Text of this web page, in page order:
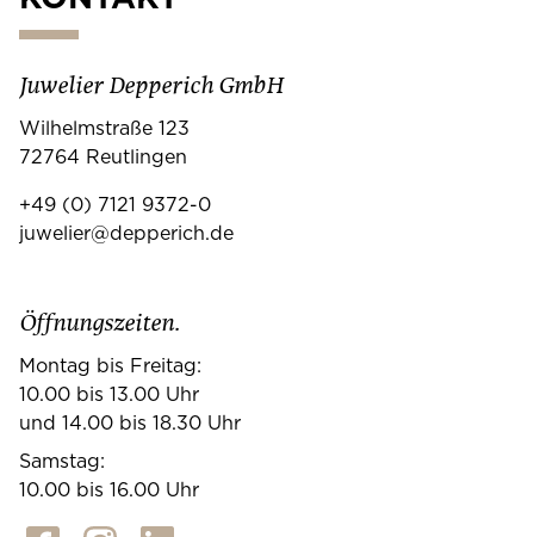
Juwelier Depperich GmbH
Wilhelmstraße 123
72764 Reutlingen
+49 (0) 7121 9372-0
juwelier@depperich.de
Öffnungszeiten.
Montag bis Freitag:
10.00 bis 13.00 Uhr
und 14.00 bis 18.30 Uhr
Samstag:
10.00 bis 16.00 Uhr